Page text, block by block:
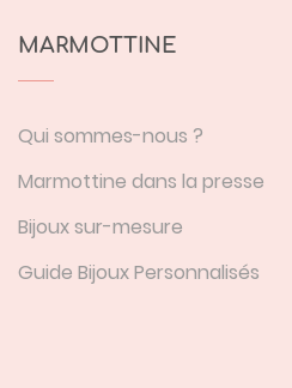
MARMOTTINE
Qui sommes-nous ?
Marmottine dans la presse
Bijoux sur-mesure
Guide Bijoux Personnalisés